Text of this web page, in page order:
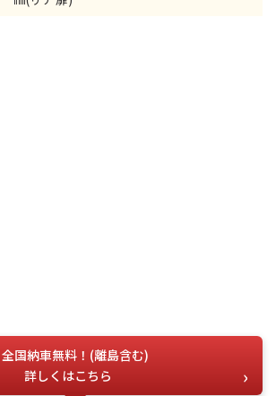
全国納車無料！(離島含む)
詳しくはこちら